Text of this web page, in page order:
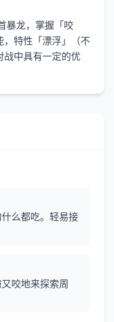
暴龙，掌握「咬
特性「漂浮」（不
战中具有一定的优
么都吃。轻易接
咬地来探索周